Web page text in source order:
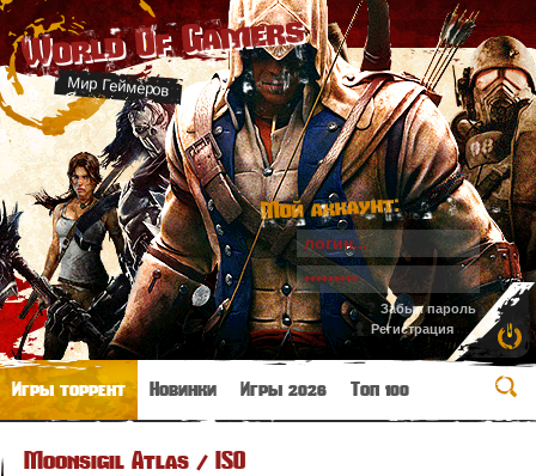
World Of Gamers
Мир Геймеров
Мой аккаунт:
Забыл пароль
Регистрация
Игры торрент Новинки Игры 2026 Топ 100
Moonsigil Atlas / ISO